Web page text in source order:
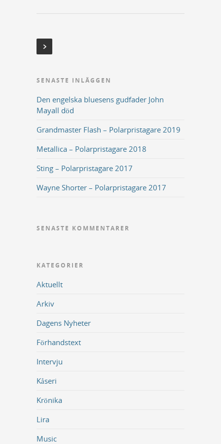
SENASTE INLÄGGEN
Den engelska bluesens gudfader John
Mayall död
Grandmaster Flash – Polarpristagare 2019
Metallica – Polarpristagare 2018
Sting – Polarpristagare 2017
Wayne Shorter – Polarpristagare 2017
SENASTE KOMMENTARER
KATEGORIER
Aktuellt
Arkiv
Dagens Nyheter
Förhandstext
Intervju
Kåseri
Krönika
Lira
Music